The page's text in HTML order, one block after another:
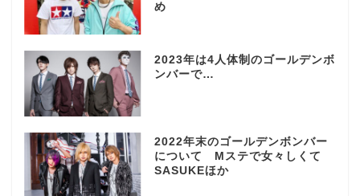
め
2023年は4人体制のゴールデンボ
ンバーで…
2022年末のゴールデンボンバー
について Mステで女々しくて
SASUKEほか